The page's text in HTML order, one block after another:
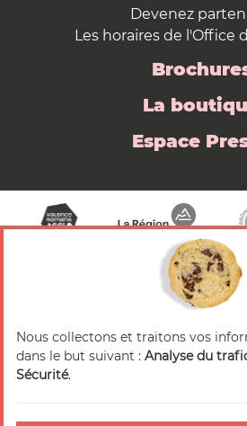
Devenez
Les horaires de l'Office
La
Espace
© 2026 Valence Romans
réservés
Nous collectons et traitons vos
dans le but suivant : Analyse du
Sécurité.